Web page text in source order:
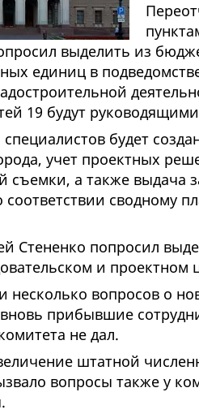
выделить из
единиц в
19 будут
будет
учет проектных
съемки, а также выдача
сводному
Стененко попросил
и проектном
несколько вопросов о
прибывшие
не дал.
штатной
вопросы также у